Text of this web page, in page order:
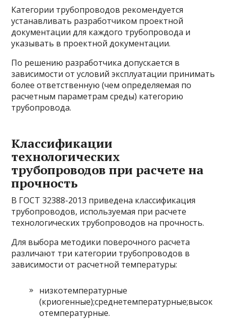
Категории трубопроводов рекомендуется
устанавливать разработчиком проектной
документации для каждого трубопровода и
указывать в проектной документации.
По решению разработчика допускается в
зависимости от условий эксплуатации принимать
более ответственную (чем определяемая по
расчетным параметрам среды) категорию
трубопровода.
Классификации
технологических
трубопроводов при расчете на
прочность
В ГОСТ 32388-2013 приведена классификация
трубопроводов, используемая при расчете
технологических трубопроводов на прочность.
Для выбора методики поверочного расчета
различают три категории трубопроводов в
зависимости от расчетной температуры:
низкотемпературные
(криогенные);среднетемпературные;высок
отемпературные.